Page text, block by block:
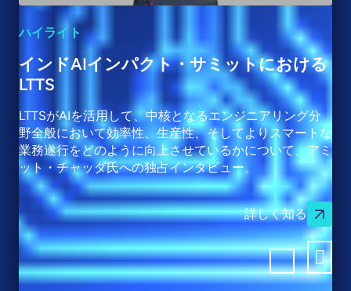
ハイライト
インドAIインパクト・サミットにおける
LTTS
LTTSがAIを活用して、中核となるエンジニアリング分
野全般において効率性、生産性、そしてよりスマートな
業務遂行をどのように向上させているかについて、アミ
ット・チャッダ氏への独占インタビュー。
詳しく知る